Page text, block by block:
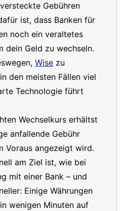
Gebühren
ist, dass Banken für
noch ein veraltetes
dein Geld zu wechseln.
Wise zu
den meisten Fällen viel
Technologie führt
Wechselkurs erhältst
anfallende Gebühr
Voraus angezeigt wird.
am Ziel ist, wie bei
mit einer Bank – und
Einige Währungen
wenigen Minuten auf